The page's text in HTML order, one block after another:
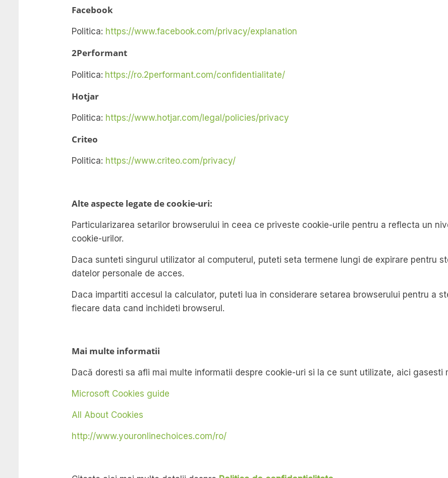
Facebook
Politica: https://www.facebook.com/privacy/explanation
2Performant
Politica: https://ro.2performant.com/confidentialitate/
Hotjar
Politica: https://www.hotjar.com/legal/policies/privacy
Criteo
Politica: https://www.criteo.com/privacy/
Alte aspecte legate de cookie-uri:
Particularizarea setarilor browserului in ceea ce priveste cookie-urile pentru a reflecta un
cookie-urilor.
Daca sunteti singurul utilizator al computerul, puteti seta termene lungi de expirare pentru
datelor personale de acces.
Daca impartiti accesul la calculator, puteti lua in considerare setarea browserului pentru a
fiecare data cand inchideti browserul.
Mai multe informatii
Dacă doresti sa afli mai multe informatii despre cookie-uri si la ce sunt utilizate, aici gasesti
Microsoft Cookies guide
All About Cookies
http://www.youronlinechoices.com/ro/